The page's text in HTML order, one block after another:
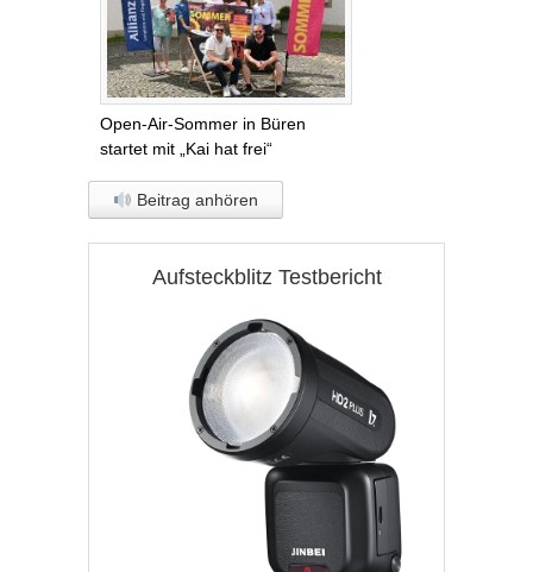
Open-Air-Sommer in Büren
startet mit „Kai hat frei“
Beitrag anhören
Aufsteckblitz Testbericht